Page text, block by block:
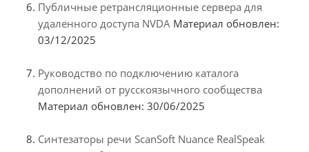
Публичные ретрансляционные сервера для
удаленного доступа NVDA Материал обновлен:
03/12/2025
Руководство по подключению каталога
дополнений от русскоязычного сообщества
Материал обновлен: 30/06/2025
Синтезаторы речи ScanSoft Nuance RealSpeak